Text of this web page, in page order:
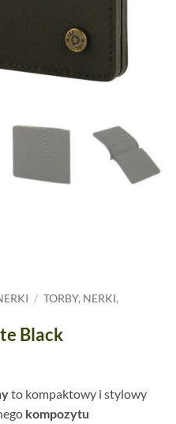
/ TORBY, NERKI,
Black
to kompaktowy i stylowy
kompozytu